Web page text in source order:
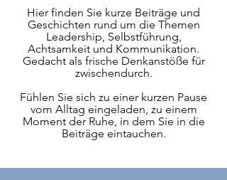
Hier finden Sie kurze Beiträge und
Geschichten rund um die Themen
Leadership, Selbstführung,
Achtsamkeit und Kommunikation.
Gedacht als frische Denkanstöße für
zwischendurch.
Fühlen Sie sich zu einer kurzen Pause
vom Alltag eingeladen, zu einem
Moment der Ruhe, in dem Sie in die
Beiträge eintauchen.